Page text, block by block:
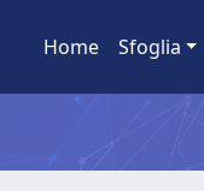
Home Sfoglia